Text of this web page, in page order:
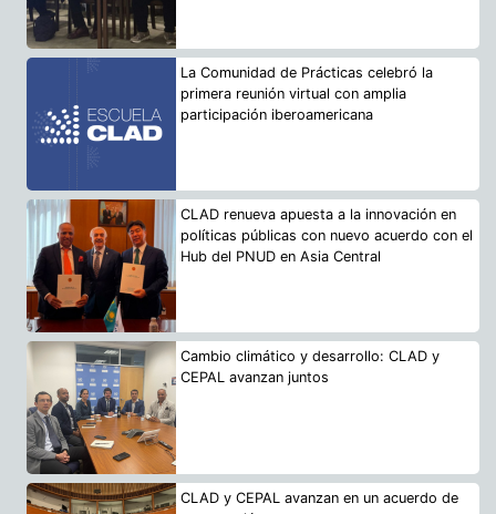
La Comunidad de Prácticas celebró la
primera reunión virtual con amplia
participación iberoamericana
CLAD renueva apuesta a la innovación en
políticas públicas con nuevo acuerdo con el
Hub del PNUD en Asia Central
Cambio climático y desarrollo: CLAD y
CEPAL avanzan juntos
CLAD y CEPAL avanzan en un acuerdo de